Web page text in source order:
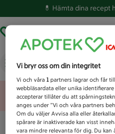
💊 Hämta dina recept
Vad letar du efter
Vi bryr oss om din integritet
Vi och våra1 partners lagrar och får
webbläsardata eller unika
accepterar tillåter du att
anges under ”Vi och våra partners
Om du väljer Avvisa alla eller
spårare är inaktiverade kan visst
vara mindre relevanta för dig. Du